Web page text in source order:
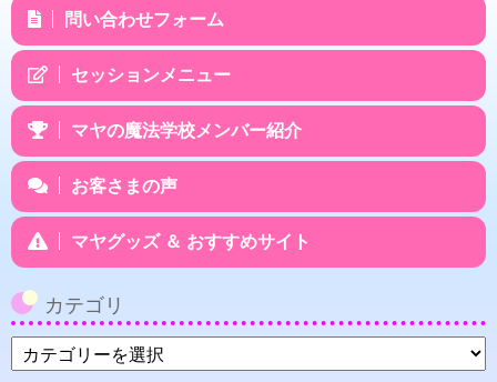
問い合わせフォーム
セッションメニュー
マヤの魔法学校メンバー紹介
お客さまの声
マヤグッズ ＆ おすすめサイト
カテゴリ
テ